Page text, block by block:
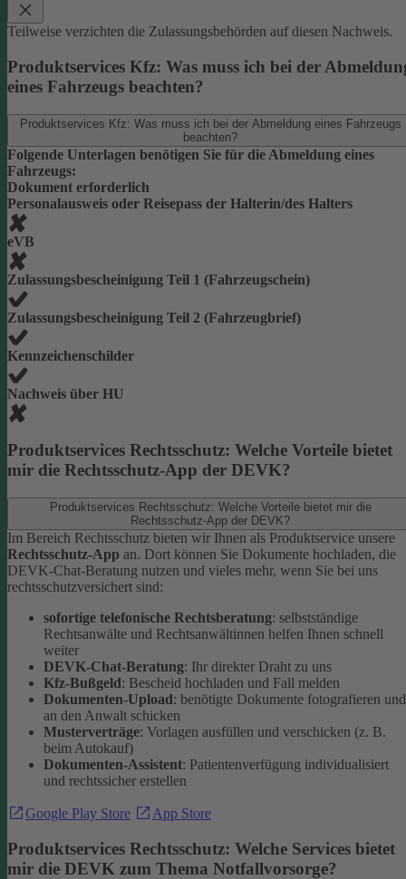
Teilweise verzichten die Zulassungsbehörden auf diesen Nachweis.
Produktservices Kfz: Was muss ich bei der
eines Fahrzeugs beachten?
Produktservices Kfz: Was muss ich bei der Abmeldung eines Fahrzeugs
beachten?
Folgende Unterlagen benötigen Sie für die Abmeldung eines
Fahrzeugs:
Dokument erforderlich
Personalausweis oder Reisepass der Halterin/des Halters
eVB
Zulassungsbescheinigung Teil 1 (Fahrzeugschein)
Zulassungsbescheinigung Teil 2 (Fahrzeugbrief)
Kennzeichenschilder
Nachweis über HU
Produktservices Rechtsschutz: Welche Vorteile bietet
mir die Rechtsschutz-App der DEVK?
Produktservices Rechtsschutz: Welche Vorteile bietet mir die
Rechtsschutz-App der DEVK?
Im Bereich Rechtsschutz bieten wir Ihnen als Produktservice unsere
Rechtsschutz-App an. Dort können Sie Dokumente hochladen, die
DEVK-Chat-Beratung nutzen und vieles mehr, wenn Sie bei uns
rechtsschutzversichert sind:
sofortige telefonische Rechtsberatung: selbstständige
Rechtsanwälte und Rechtsanwältinnen helfen Ihnen schnell
weiter
DEVK-Chat-Beratung: Ihr direkter Draht zu uns
Kfz-Bußgeld: Bescheid hochladen und Fall melden
Dokumenten-Upload: benötigte Dokumente fotografieren und
an den Anwalt schicken
Musterverträge: Vorlagen ausfüllen und verschicken (z. B.
beim Autokauf)
Dokumenten-Assistent: Patientenverfügung individualisiert
und rechtssicher erstellen
Google Play Store App Store
Produktservices Rechtsschutz: Welche Services bietet
mir die DEVK zum Thema Notfallvorsorge?